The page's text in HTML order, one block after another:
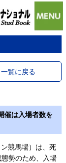
覧に戻る
催は入場者数を
競馬場）は、死
勢のため、入場